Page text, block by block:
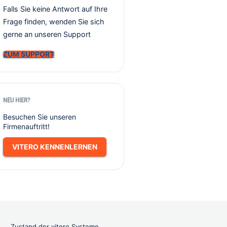
Falls Sie keine Antwort auf Ihre
Frage finden, wenden Sie sich
gerne an unseren Support
ZUM SUPPORT
NEU HIER?
Besuchen Sie unseren
Firmenauftritt!
VITERO KENNENLERNEN